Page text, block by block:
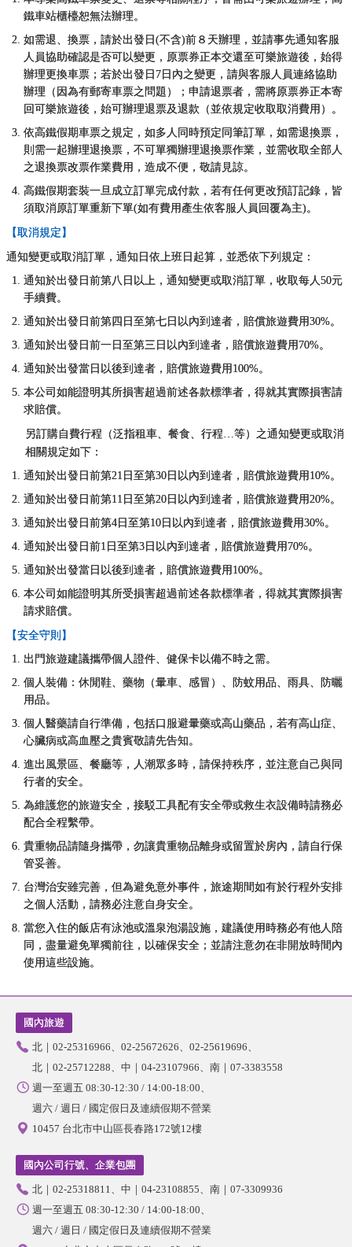
鐵車站櫃檯恕無法辦理。
如需退、換票，請於出發日(不含)前８天辦理，並請事先通知客服
人員協助確認是否可以變更，原票券正本交還至可樂旅遊後，始得
辦理更換車票；若於出發日7日內之變更，請與客服人員連絡協助
辦理（因為有郵寄車票之問題）；申請退票者，需將原票券正本寄
回可樂旅遊後，始可辦理退票及退款（並依規定收取取消費用）。
依高鐵假期車票之規定，如多人同時預定同筆訂單，如需退換票，
則需一起辦理退換票，不可單獨辦理退換票作業，並需收取全部人
之退換票改票作業費用，造成不便，敬請見諒。
高鐵假期套裝一旦成立訂單完成付款，若有任何更改預訂記錄，皆
須取消原訂單重新下單(如有費用產生依客服人員回覆為主)。
【取消規定】
通知變更或取消訂單，通知日依上班日起算，並悉依下列規定：
通知於出發日前第八日以上，通知變更或取消訂單，收取每人50元
手續費。
通知於出發日前第四日至第七日以內到達者，賠償旅遊費用30%。
通知於出發日前一日至第三日以內到達者，賠償旅遊費用70%。
通知於出發當日以後到達者，賠償旅遊費用100%。
本公司如能證明其所損害超過前述各款標準者，得就其實際損害請
求賠償。
另訂購自費行程（泛指租車、餐食、行程…等）之通知變更或取消
相關規定如下：
通知於出發日前第21日至第30日以內到達者，賠償旅遊費用10%。
通知於出發日前第11日至第20日以內到達者，賠償旅遊費用20%。
通知於出發日前第4日至第10日以內到達者，賠償旅遊費用30%。
通知於出發日前1日至第3日以內到達者，賠償旅遊費用70%。
通知於出發當日以後到達者，賠償旅遊費用100%。
本公司如能證明其所受損害超過前述各款標準者，得就其實際損害
請求賠償。
【安全守則】
出門旅遊建議攜帶個人證件、健保卡以備不時之需。
個人裝備：休閒鞋、藥物（暈車、感冒）、防蚊用品、雨具、防曬
用品。
個人醫藥請自行準備，包括口服避暈藥或高山藥品，若有高山症、
心臟病或高血壓之貴賓敬請先告知。
進出風景區、餐廳等，人潮眾多時，請保持秩序，並注意自己與同
行者的安全。
為維護您的旅遊安全，接駁工具配有安全帶或救生衣設備時請務必
配合全程繫帶。
貴重物品請隨身攜帶，勿讓貴重物品離身或留置於房內，請自行保
管妥善。
台灣治安雖完善，但為避免意外事件，旅途期間如有於行程外安排
之個人活動，請務必注意自身安全。
當您入住的飯店有泳池或溫泉泡湯設施，建議使用時務必有他人陪
同，盡量避免單獨前往，以確保安全；並請注意勿在非開放時間內
使用這些設施。
國內旅遊
北｜02-25316966 02-25672626
02-25619696
北｜02-25712288
中｜04-23107966
南｜07-3383558
週一至週五 08:30-12:30 / 14:00-18:00
週六 / 週日 / 國定假日及連續假期不營業
10457 台北市中山區長春路172號12樓
國內公司行號、企業包團
北｜02-25318811 中｜04-23108855
南｜07-3309936
週一至週五 08:30-12:30 / 14:00-18:00
週六 / 週日 / 國定假日及連續假期不營業